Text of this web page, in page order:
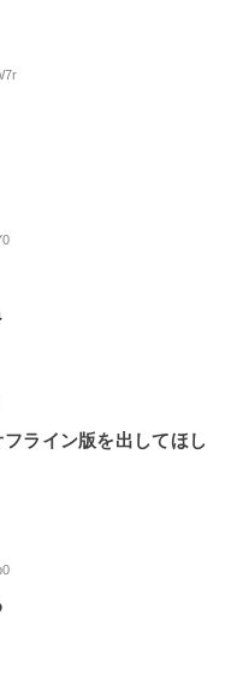
ライン版を出してほし